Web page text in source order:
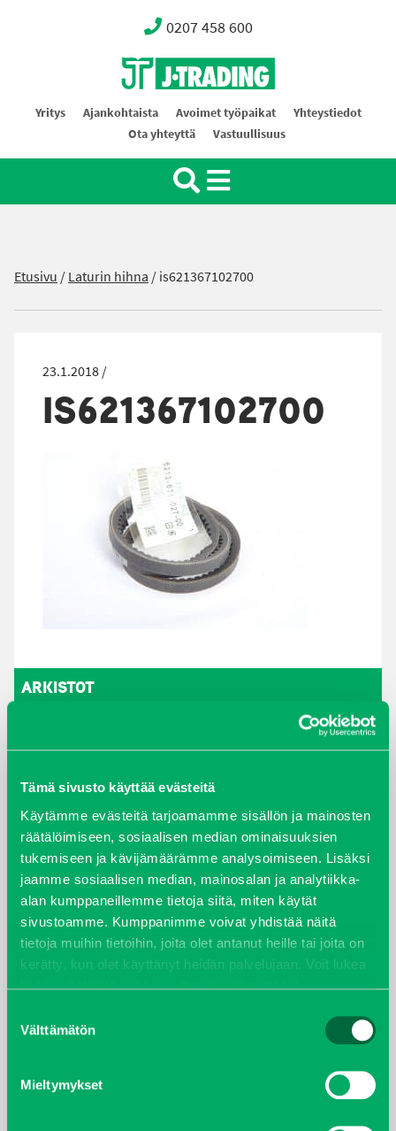
Tämä sivusto käyttää evästeitä
Käytämme evästeitä tarjoamamme sisällön ja mainosten
räätälöimiseen, sosiaalisen median ominaisuuksien
tukemiseen ja kävijämäärämme analysoimiseen. Lisäksi
jaamme sosiaalisen median, mainosalan ja analytiikka-
alan kumppaneillemme tietoja siitä, miten käytät
sivustoamme. Kumppanimme voivat yhdistää näitä
tietoja muihin tietoihin, joita olet antanut heille tai joita on
kerätty, kun olet käyttänyt heidän palvelujaan. Voit lukea
lisää evästeistä sekä muuttaa hyväksyntääsievästeet
valinta
Välttämätön
Mieltymykset
0207 458 600
Oy J-Trading Ab
Yritys Ajankohtaista Avoimet työpaikat
Yhteystiedot
Ota yhteyttä
Vastuullisuus
Etusivu /Laturin hihna /is621367102700
23.1.2018 /
IS621367102700
ARKISTOT
syyskuu 2023
joulukuu 2022
huhtikuu 2022
helmikuu 2022
joulukuu 2021
lokakuu 2021
kesäkuu 2021